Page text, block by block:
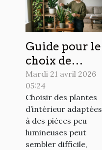
Guide pour le
choix de
plantes
d'intérieur
peu
exigeantes en
lumière
Mardi 21 avril 2026
05:24
Choisir des plantes
d’intérieur adaptées
à des pièces peu
lumineuses peut
sembler difficile,